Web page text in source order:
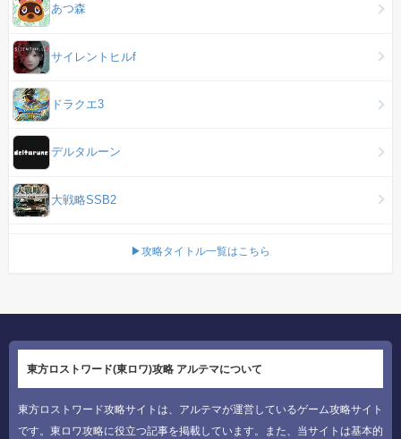
あつ森
サイレントヒルf
ドラクエ3
デルタルーン
大戦略SSB2
▶攻略タイトル一覧はこちら
東方ロストワード(東ロワ)攻略 アルテマについて
東方ロストワード攻略サイトは、アルテマが運営しているゲーム攻略サイト
です。東ロワ攻略に役立つ記事を掲載しています。また、当サイトは基本的